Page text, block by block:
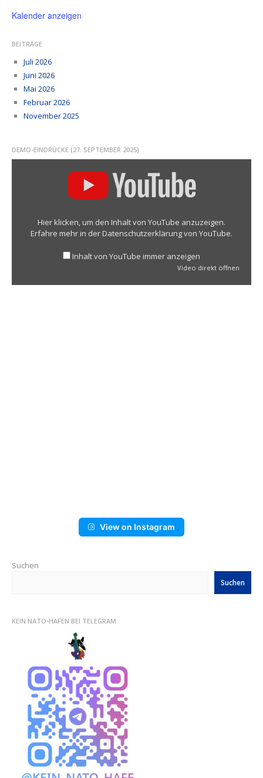
Kalender anzeigen
BEITRÄGE
Juli 2026
Juni 2026
Mai 2026
Februar 2026
November 2025
DEMO-EINDRÜCKE (27. SEPTEMBER 2025)
Inhalt
Hier klicken, um den Inhalt von YouTube anzuzeigen.
Erfahre mehr in der Datenschutzerklärung von YouTube.
Inhalt von YouTube immer anzeigen
Video direkt öffnen
View on Instagram
Suchen
Suchen
KEIN NATO-HAFEN BEI TELEGRAM